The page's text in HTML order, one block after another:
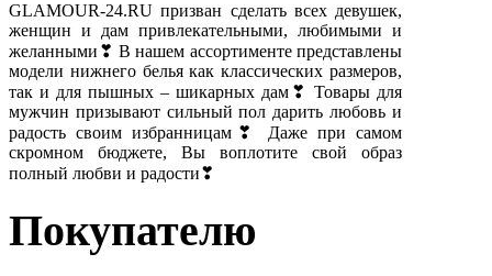
GLAMOUR-24.RU призван сделать всех девушек,
женщин и дам привлекательными, любимыми и
желанными❣ В нашем ассортименте представлены
модели нижнего белья как классических размеров,
так и для пышных – шикарных дам❣ Товары для
мужчин призывают сильный пол дарить любовь и
радость своим избранницам❣ Даже при самом
скромном бюджете, Вы воплотите свой образ
полный любви и радости❣
Покупателю